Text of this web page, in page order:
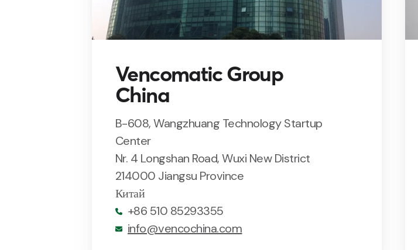
Vencomatic Group
China
B-608, Wangzhuang Technology Startup
Center
Nr. 4 Longshan Road, Wuxi New District
214000 Jiangsu Province
Китай
+86 510 85293355
info@vencochina.com